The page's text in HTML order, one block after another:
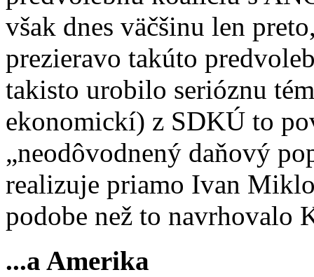
však dnes väčšinu len
prezieravo takúto
takisto urobilo serióznu
ekonomickí) z SDKÚ to
„neodôvodnený daňový
realizuje priamo Ivan
podobe než to navrhovalo
...a Amerika